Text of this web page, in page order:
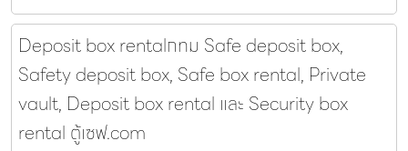
Deposit box rentalกทม Safe deposit box,
Safety deposit box, Safe box rental, Private
vault, Deposit box rental และ Security box
rental ตู้เซฟ.com